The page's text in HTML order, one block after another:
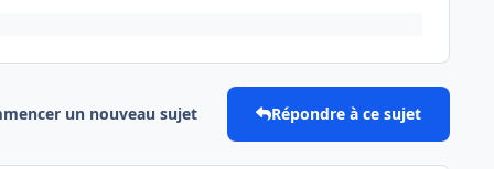
un nouveau sujet Répondre à ce sujet